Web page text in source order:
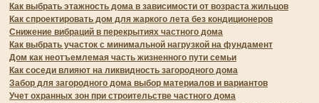
Как выбрать этажность дома в зависимости от возраста жильцов
Как спроектировать дом для жаркого лета без кондиционеров
Снижение вибраций в перекрытиях частного дома
Как выбрать участок с минимальной нагрузкой на фундамент
Дом как неотъемлемая часть жизненного пути семьи
Как соседи влияют на ликвидность загородного дома
Забор для загородного дома выбор материалов и вариантов
Учет охранных зон при строительстве частного дома